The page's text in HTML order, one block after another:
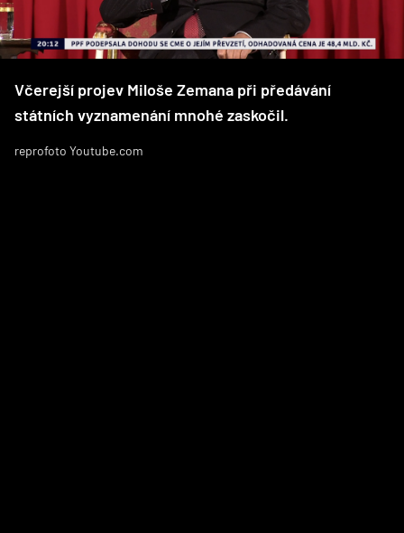
Včerejší projev Miloše Zemana při předávání
státních vyznamenání mnohé zaskočil.
reprofoto Youtube.com